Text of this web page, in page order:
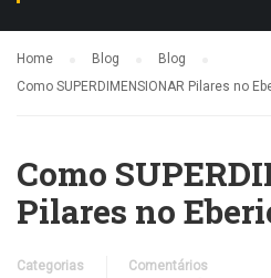
Home Blog
Blog
Como SUPERDIMENSIONAR Pilares no
Como
Pilares no
Categorias
Comentários